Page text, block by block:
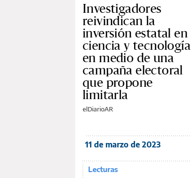
Investigadores
reivindican la
inversión estatal en
ciencia y tecnología
en medio de una
campaña electoral
que propone
limitarla
elDiarioAR
11 de marzo de 2023
Lecturas